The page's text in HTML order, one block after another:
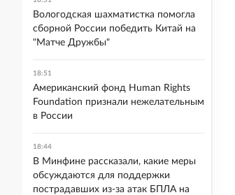
Вологодская шахматистка помогла
сборной России победить Китай на
"Матче Дружбы"
18:51
Американский фонд Human Rights
Foundation признали нежелательным
в России
18:44
В Минфине рассказали, какие меры
обсуждаются для поддержки
пострадавших из-за атак БПЛА на